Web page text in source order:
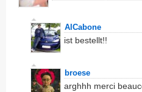
AlCabone
ist bestellt!!
broese
arghhh merci